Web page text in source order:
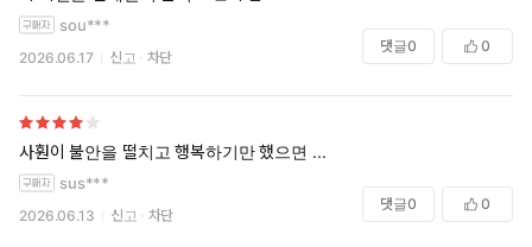
sou***
2026.06.17 신고 차단
댓글0 0
사훤이 불안을 떨치고 행복하기만 했으면 ...
sus***
2026.06.13 신고 차단
댓글0 0